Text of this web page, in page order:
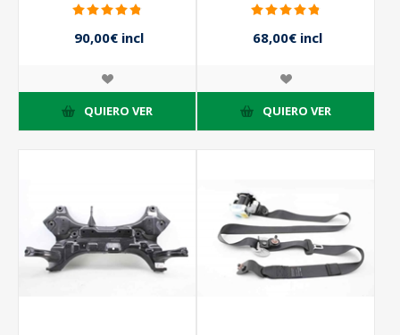
90,00€ incl
QUIERO VER
68,00€ incl
QUIERO VER